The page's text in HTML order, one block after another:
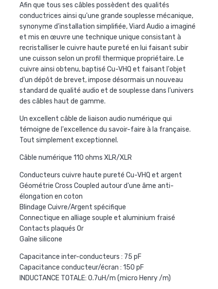
Afin que tous ses câbles possèdent des qualités
conductrices ainsi qu'une grande souplesse mécanique,
synonyme d'installation simplifiée, Viard Audio a imaginé
et mis en œuvre une technique unique consistant à
recristalliser le cuivre haute pureté en lui faisant subir
une cuisson selon un profil thermique propriétaire. Le
cuivre ainsi obtenu, baptisé Cu-VHQ et faisant l'objet
d'un dépôt de brevet, impose désormais un nouveau
standard de qualité audio et de souplesse dans l'univers
des câbles haut de gamme.
Un excellent câble de liaison audio numérique qui
témoigne de l'excellence du savoir-faire à la française.
Tout simplement exceptionnel.
Câble numérique 110 ohms XLR/XLR
Conducteurs cuivre haute pureté Cu-VHQ et argent
Géométrie Cross Coupled autour d'une âme anti-
élongation en coton
Blindage Cuivre/Argent spécifique
Connectique en alliage souple et aluminium fraisé
Contacts plaqués Or
Gaîne silicone
Capacitance inter-conducteurs : 75 pF
Capacitance conducteur/écran : 150 pF
INDUCTANCE TOTALE: 0.7uH/m (micro Henry /m)